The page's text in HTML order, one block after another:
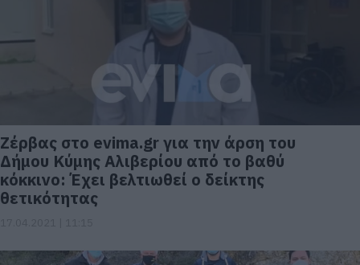
Ζέρβας στο evima.gr για την άρση του
Δήμου Κύμης Αλιβερίου από το βαθύ
κόκκινο: Έχει βελτιωθεί ο δείκτης
θετικότητας